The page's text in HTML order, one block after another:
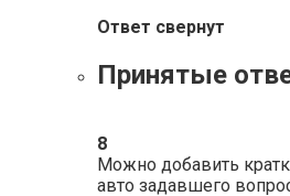
Ответ свернут
Принятые
8
Можно добавить
авто задавшего